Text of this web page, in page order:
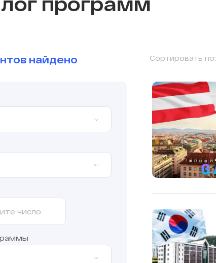
найдено Сортировать по: